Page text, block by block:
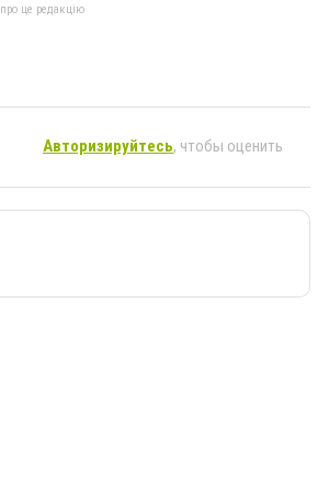
це редакцію
Авторизируйтесь, чтобы оценить